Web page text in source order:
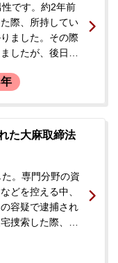
です。約2年前
際、所持してい
ました。その際
したが、後日、
は帰国子女で、
位で大麻リキッ
ました。その
後の裁判の流れ
き、執行猶予付
当事務所へ相談
た大麻取締法
。専門分野の資
どを控える中、
容疑で逮捕され
捜索した際、以
逮捕の連絡を受